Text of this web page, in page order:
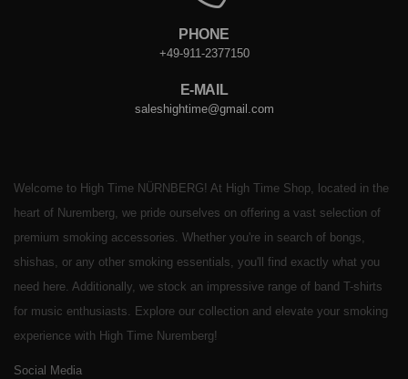
PHONE
+49-911-2377150
E-MAIL
saleshightime@gmail.com
Welcome to High Time NÜRNBERG! At High Time Shop, located in the
heart of Nuremberg, we pride ourselves on offering a vast selection of
premium smoking accessories. Whether you're in search of bongs,
shishas, or any other smoking essentials, you'll find exactly what you
need here. Additionally, we stock an impressive range of band T-shirts
for music enthusiasts. Explore our collection and elevate your smoking
experience with High Time Nuremberg!
Social Media